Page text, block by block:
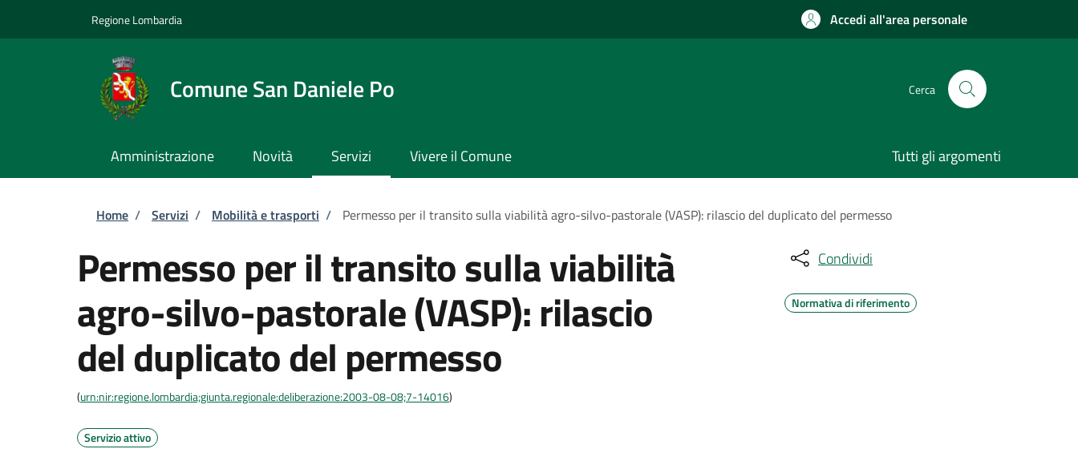
Regione Lombardia Accedi all'area personale
Comune San Daniele Po Cerca
Amministrazione Novità Servizi Vivere il Comune Tutti gli argomenti
Briciole di pane
Home / Servizi / Mobilità e trasporti / Permesso per il transito sulla viabilità agro-silvo-pastorale (VASP): rilascio del duplicato del permesso
Permesso per il transito sulla viabilità
agro-silvo-pastorale (VASP): rilascio
del duplicato del permesso
(urn:nir:regione.lombardia;giunta.regionale:deliberazione:2003-08-08;7-14016)
Servizio attivo
Condividi
Normativa di riferimento